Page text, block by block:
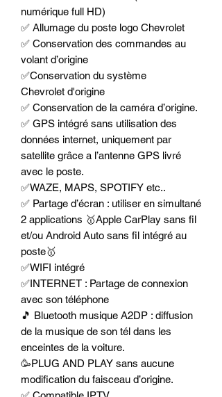
numérique full HD)
✅ Allumage du poste logo Chevrolet
✅ Conservation des commandes au
volant d’origine
✅Conservation du système
Chevrolet d'origine
✅ Conservation de la caméra d’origine.
✅ GPS intégré sans utilisation des
données internet, uniquement par
satellite grâce a l’antenne GPS livré
avec le poste.
✅WAZE, MAPS, SPOTIFY etc..
✅ Partage d’écran : utiliser en simultané
2 applications 🥇Apple CarPlay sans fil
et/ou Android Auto sans fil intégré au
poste🥇
✅WIFI intégré
✅INTERNET : Partage de connexion
avec son téléphone
🎵 Bluetooth musique A2DP : diffusion
de la musique de son tél dans les
enceintes de la voiture.
🥳PLUG AND PLAY sans aucune
modification du faisceau d’origine.